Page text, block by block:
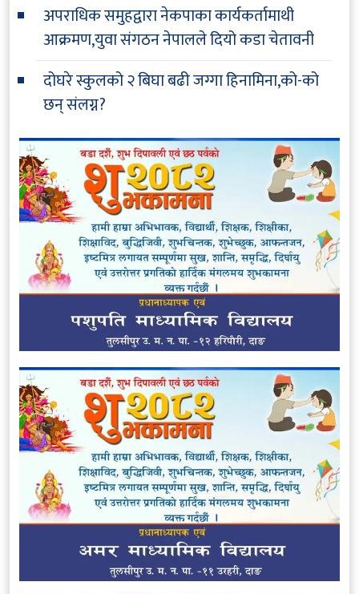
अपराधिक समुहद्वारा नेकपाका कार्यकर्तामाथी
आक्रमण,युवा संगठन नेपालले दियो कडा चेतावनी
दोघरे स्कुलको २ बिघा बढी जग्गा हिनामिना,को-को
छन् संलग्न?